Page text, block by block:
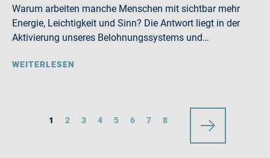
Warum arbeiten manche Menschen mit sichtbar mehr
Energie, Leichtigkeit und Sinn? Die Antwort liegt in der
Aktivierung unseres Belohnungssystems und…
WEITERLESEN
1 2 3 4 5 6 7 8